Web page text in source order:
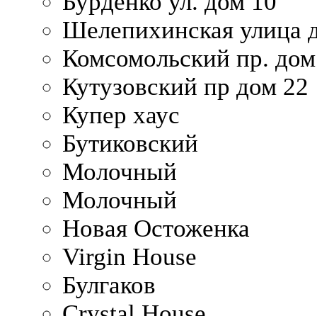
Шелепихинская улица
Комсомольский пр.
Кутузовский пр дом 22
Купер хаус
Бутиковский
Молочный
Молочный
Новая Остоженка
Virgin House
Булгаков